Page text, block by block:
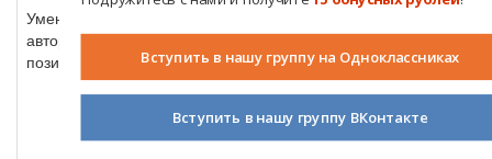
Умение видеть
авторскую
позицию.
отношение к герою
писателя (по
метким словам,
косвенному
отношение
писателя к
героям и их
не мотивирует
Вступить в нашу группу на Одноклассниках
Вступить в нашу группу ВКонтакте